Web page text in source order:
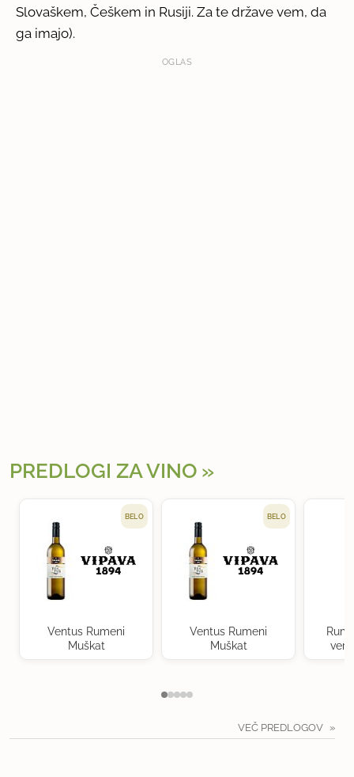
Slovaškem, Češkem in Rusiji. Za te države vem, da
ga imajo).
OGLAS
PREDLOGI ZA VINO
BELO
Ventus Rumeni
Muškat
BELO
Ventus Rumeni
Muškat
VEČ PREDLOGOV